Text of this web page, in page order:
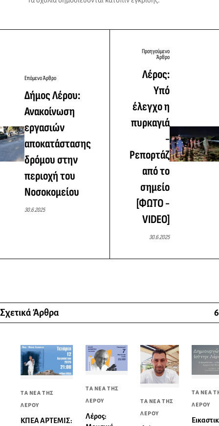
Επόμενο Άρθρο
Δήμος Λέρου:
Ανακοίνωση
εργασιών
αποκατάστασης
δρόμου στην
περιοχή του
Νοσοκομείου
30.6.2025
Προηγούμενο
Άρθρο
Λέρος:
Υπό
έλεγχο η
πυρκαγιά
-
Ρεπορτάζ
από το
σημείο
[ΦΩΤΟ -
VIDEO]
30.6.2025
Σχετικά Άρθρα 6
ΤΑ ΝΕΑ ΤΗΣ
ΛΕΡΟΥ
ΚΠΕΑ ΑΡΤΕΜΙΣ:
ΤΑ ΝΕΑ ΤΗΣ
ΛΕΡΟΥ
Λέρος:
ΤΑ ΝΕΑ ΤΗΣ
ΛΕΡΟΥ
ΤΑ ΝΕΑ
ΛΕΡΟΥ